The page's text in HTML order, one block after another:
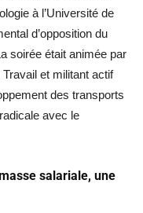
à l’Université de
d’opposition du
soirée était animée par
et militant actif
des transports
avec le
salariale, une